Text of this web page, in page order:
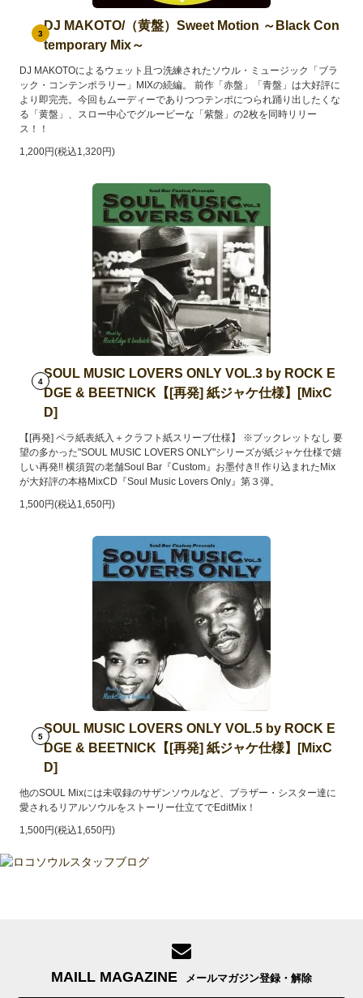
3
DJ MAKOTO/（黄盤）Sweet Motion ～Black Con
temporary Mix～
DJ MAKOTOによるウェット且つ洗練されたソウル・ミュージック「ブラ
ック・コンテンポラリー」MIXの続編。 前作「赤盤」「青盤」は大好評に
より即完売。今回もムーディーでありつつテンポにつられ踊り出したくな
る「黄盤」、スロー中心でグルービーな「紫盤」の2枚を同時リリー
ス！！
1,200円(税込1,320円)
4
SOUL MUSIC LOVERS ONLY VOL.3 by ROCK E
DGE & BEETNICK【[再発] 紙ジャケ仕様】[MixC
D]
【[再発] ペラ紙表紙入＋クラフト紙スリーブ仕様】 ※ブックレットなし 要
望の多かった"SOUL MUSIC LOVERS ONLY"シリーズが紙ジャケ仕様で嬉
しい再発!! 横須賀の老舗Soul Bar『Custom』お墨付き!! 作り込まれたMix
が大好評の本格MixCD『Soul Music Lovers Only』第３弾。
1,500円(税込1,650円)
5
SOUL MUSIC LOVERS ONLY VOL.5 by ROCK E
DGE & BEETNICK【[再発] 紙ジャケ仕様】[MixC
D]
他のSOUL Mixには未収録のサザンソウルなど、ブラザー・シスター達に
愛されるリアルソウルをストーリー仕立てでEditMix！
1,500円(税込1,650円)
MAILL MAGAZINE メールマガジン登録・解除